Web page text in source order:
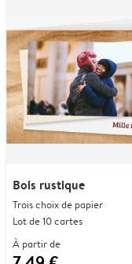
Bois rustique
Trois choix de papier
Lot de 10 cartes
À partir de